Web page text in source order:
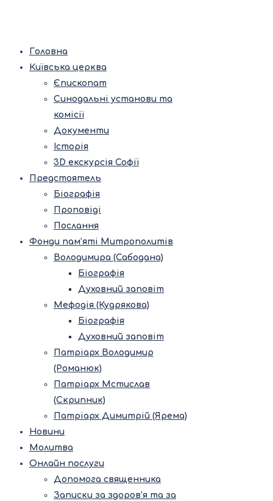
Головна
Київська церква
Єпископат
Синодальні установи та
комісії
Документи
Історія
3D екскурсія Софії
Предстоятель
Біографія
Проповіді
Послання
Фонди пам’яті Митрополитів
Володимира (Сабодана)
Біографія
Духовний заповіт
Мефодія (Кудрякова)
Біографія
Духовний заповіт
Патріарх Володимир
(Романюк)
Патріарх Мстислав
(Скрипник)
Патріарх Димитрій (Ярема)
Новини
Молитва
Онлайн послуги
Допомога священника
Записки за здоров’я та за